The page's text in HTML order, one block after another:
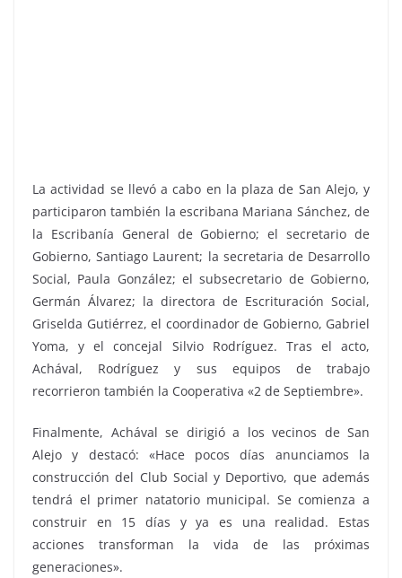
La actividad se llevó a cabo en la plaza de San Alejo, y
participaron también la escribana Mariana Sánchez, de
la Escribanía General de Gobierno; el secretario de
Gobierno, Santiago Laurent; la secretaria de Desarrollo
Social, Paula González; el subsecretario de Gobierno,
Germán Álvarez; la directora de Escrituración Social,
Griselda Gutiérrez, el coordinador de Gobierno, Gabriel
Yoma, y el concejal Silvio Rodríguez. Tras el acto,
Achával, Rodríguez y sus equipos de trabajo
recorrieron también la Cooperativa «2 de Septiembre».
Finalmente, Achával se dirigió a los vecinos de San
Alejo y destacó: «Hace pocos días anunciamos la
construcción del Club Social y Deportivo, que además
tendrá el primer natatorio municipal. Se comienza a
construir en 15 días y ya es una realidad. Estas
acciones transforman la vida de las próximas
generaciones».